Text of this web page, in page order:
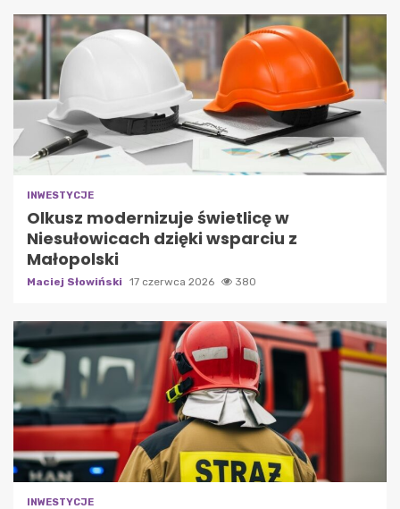
INWESTYCJE
Olkusz modernizuje świetlicę w
Niesułowicach dzięki wsparciu z
Małopolski
Maciej Słowiński 17 czerwca 2026 380
INWESTYCJE